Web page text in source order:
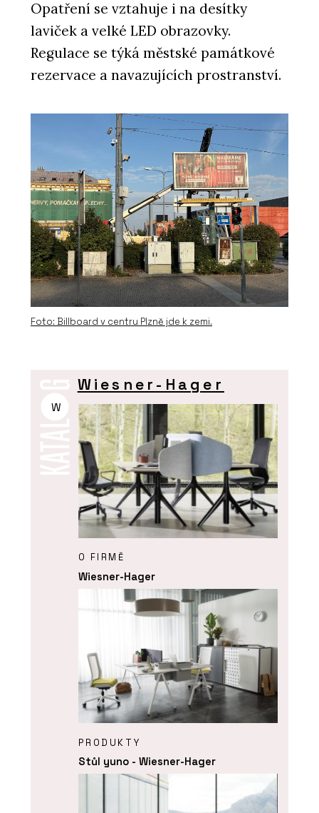
Opatření se vztahuje i na desítky
laviček a velké LED obrazovky.
Regulace se týká městské památkové
rezervace a navazujících prostranství.
Foto: Billboard v centru Plzně jde k zemi.
W
Wiesner-Hager
O FIRMĚ
Wiesner-Hager
PRODUKTY
Stůl yuno - Wiesner-Hager